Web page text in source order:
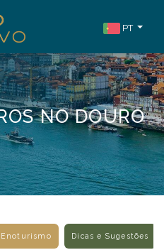
PT
NO DOURO
Enoturismo Dicas e Sugestões